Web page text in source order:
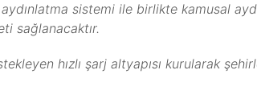
sistemi ile birlikte kamusal
sağlanacaktır.
hızlı şarj altyapısı kurularak